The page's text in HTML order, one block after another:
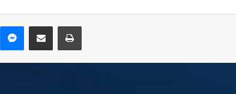
MessengerCompartir por correo electrónicoImprimir